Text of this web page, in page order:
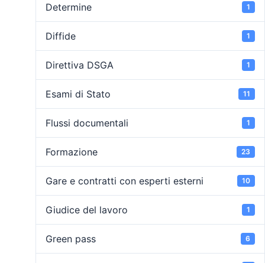
Determine 1
Diffide 1
Direttiva DSGA 1
Esami di Stato 11
Flussi documentali 1
Formazione 23
Gare e contratti con esperti esterni 10
Giudice del lavoro 1
Green pass 6